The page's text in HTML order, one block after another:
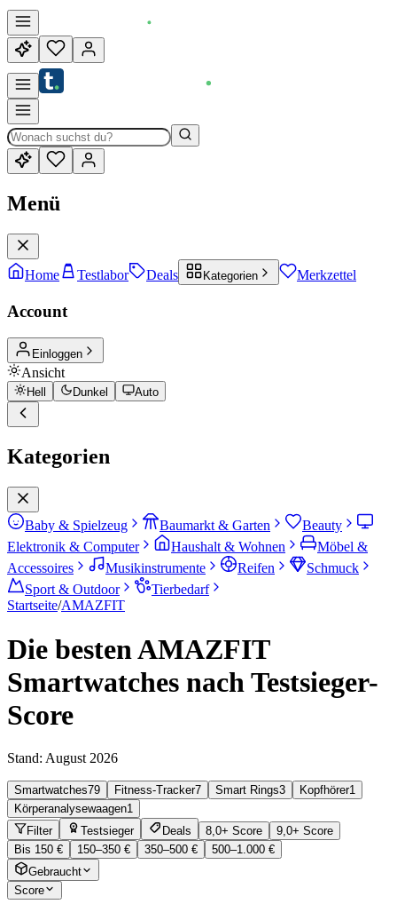
Menü
Home Testlabor Deals Kategorien Merkzettel
Account
Einloggen
Ansicht
Hell Dunkel Auto
Kategorien
Baby & Spielzeug Baumarkt & Garten
Beauty
Elektronik & Computer
Haushalt & Wohnen
Möbel &
Accessoires
Musikinstrumente Reifen
Schmuck
Sport & Outdoor
Tierbedarf
Startseite/AMAZFIT
Die besten AMAZFIT
Smartwatches nach Testsieger-
Score
Stand: August 2026
Smartwatches79 Fitness-Tracker7 Smart Rings3 Kopfhörer1
Körperanalysewaagen1
Filter
Testsieger Deals 8,0+ Score
9,0+ Score
Bis 150 €
150–350 € 350–500 €
500–1.000 €
Gebraucht
Score